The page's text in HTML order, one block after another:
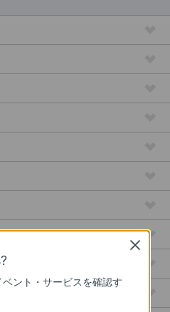
ント・サービスを確認す
Close